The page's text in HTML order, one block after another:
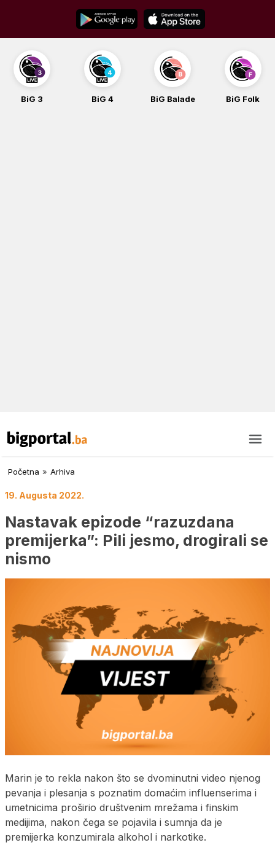
content
BiG 3 BiG 4 BiG Balade BiG Folk
Početna » Arhiva
19. Augusta 2022.
Nastavak epizode “razuzdana
premijerka”: Pili jesmo, drogirali se
nismo
Marin je to rekla nakon što se dvominutni video njenog
pevanja i plesanja s poznatim domaćim influenserima i
umetnicima proširio društvenim mrežama i finskim
medijima, nakon čega se pojavila i sumnja da je
premijerka konzumirala alkohol i narkotike.